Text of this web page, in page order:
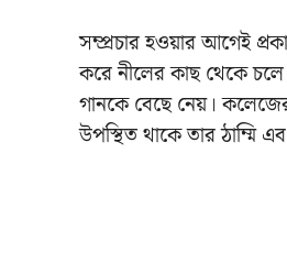
সম্প্রচার হওয়ার আগেই
করে নীলের কাছ থেকে
গানকে বেছে নেয়।
উপস্থিত থাকে তার ঠাম্মি